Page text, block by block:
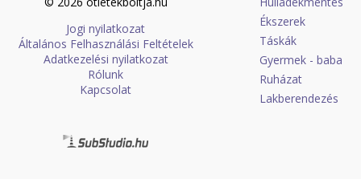
Jogi nyilatkozat
Általános Felhasználási Feltételek
Adatkezelési nyilatkozat
Rólunk
Kapcsolat
Ékszerek
Táskák
Gyermek - baba
Ruházat
Lakberendezés